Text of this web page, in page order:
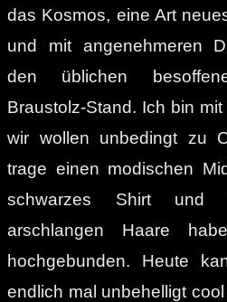
das Kosmos, eine Art
und mit angenehmeren
den üblichen
Braustolz-Stand. Ich bin
wir wollen unbedingt zu
trage einen modischen
schwarzes Shirt und
arschlangen Haare
hochgebunden. Heute
endlich mal unbehelligt